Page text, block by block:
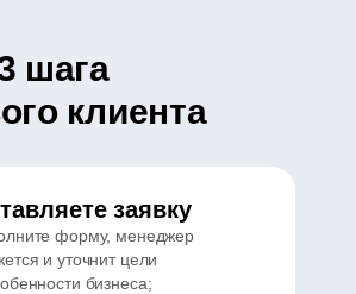
шага
клиента
заявку
форму, менеджер
и уточнит цели
бизнеса;